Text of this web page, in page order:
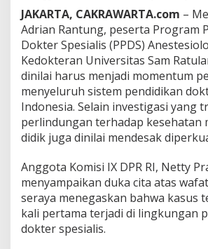
u
s
J
a
d
i
T
t
k
a
l
i
,
JAKARTA, CAKRAWARTA.com –
Adrian Rantung, peserta Program
Dokter Spesialis (PPDS)
Kedokteran Universitas Sam
dinilai harus menjadi momentum
menyeluruh sistem pendidikan
Indonesia. Selain investigasi yang
perlindungan terhadap kesehatan
didik juga dinilai mendesak
Anggota Komisi IX DPR RI, Netty
menyampaikan duka cita atas
seraya menegaskan bahwa kasus
kali pertama terjadi di lingkungan
dokter spesialis.